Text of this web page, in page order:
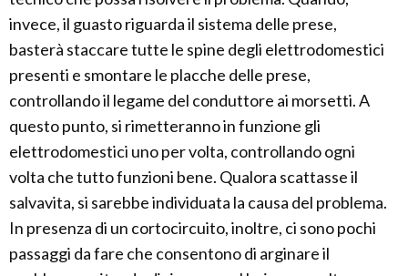
invece, il guasto riguarda il sistema delle prese,
basterà staccare tutte le spine degli elettrodomestici
presenti e smontare le placche delle prese,
controllando il legame del conduttore ai morsetti. A
questo punto, si rimetteranno in funzione gli
elettrodomestici uno per volta, controllando ogni
volta che tutto funzioni bene. Qualora scattasse il
salvavita, si sarebbe individuata la causa del problema.
In presenza di un cortocircuito, inoltre, ci sono pochi
passaggi da fare che consentono di arginare il